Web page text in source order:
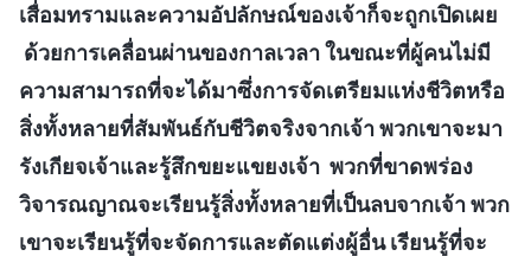
เสื่อมทรามและความอัปลักษณ์ของเจ้าก็จะถูกเปิดเผย
ด้วยการเคลื่อนผ่านของกาลเวลา ในขณะที่ผู้คนไม่มี
ความสามารถที่จะได้มาซึ่งการจัดเตรียมแห่งชีวิตหรือ
สิ่งทั้งหลายที่สัมพันธ์กับชีวิตจริงจากเจ้า พวกเขาจะมา
รังเกียจเจ้าและรู้สึกขยะแขยงเจ้า พวกที่ขาดพร่อง
วิจารณญาณจะเรียนรู้สิ่งทั้งหลายที่เป็นลบจากเจ้า พวก
เขาจะเรียนรู้ที่จะจัดการและตัดแต่งผู้อื่น เรียนรู้ที่จะ